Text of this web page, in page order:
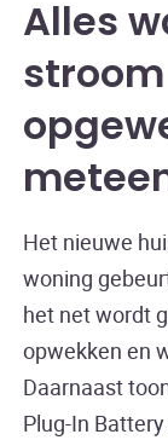
Alles
Het nieuwe
woning
het net wordt
opwekken en
Daarnaast
Plug-In